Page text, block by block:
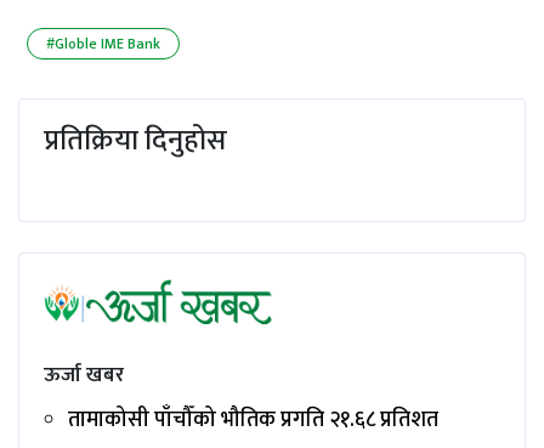
#Globle IME Bank
प्रतिक्रिया दिनुहोस
ऊर्जा खबर
तामाकोसी पाँचौँको भौतिक प्रगति २१.६८ प्रतिशत